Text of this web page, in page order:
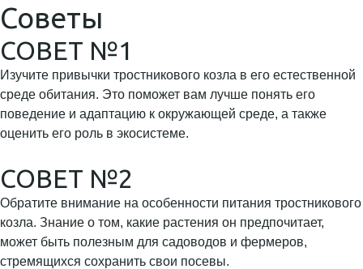
Советы
СОВЕТ №1
Изучите привычки тростникового козла в его естественной
среде обитания. Это поможет вам лучше понять его
поведение и адаптацию к окружающей среде, а также
оценить его роль в экосистеме.
СОВЕТ №2
Обратите внимание на особенности питания тростникового
козла. Знание о том, какие растения он предпочитает,
может быть полезным для садоводов и фермеров,
стремящихся сохранить свои посевы.